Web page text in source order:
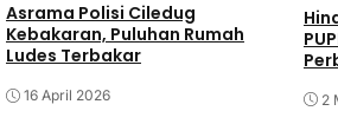
Asrama Polisi Ciledug
Kebakaran, Puluhan Rumah
Ludes Terbakar
16 April 2026 2